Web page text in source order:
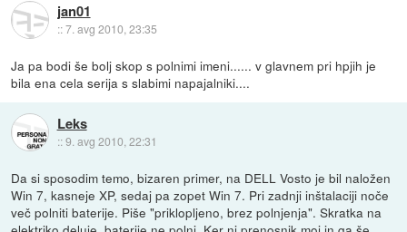
jan01
::7. avg 2010, 23:35
Ja pa bodi še bolj skop s polnimi imeni...... v glavnem pri hpjih je
bila ena cela serija s slabimi napajalniki....
Leks
::9. avg 2010, 22:31
Da si sposodim temo, bizaren primer, na DELL Vosto je bil naložen
Win 7, kasneje XP, sedaj pa zopet Win 7. Pri zadnji inštalaciji noče
več polniti baterije. Piše "priklopljeno, brez polnjenja". Skratka na